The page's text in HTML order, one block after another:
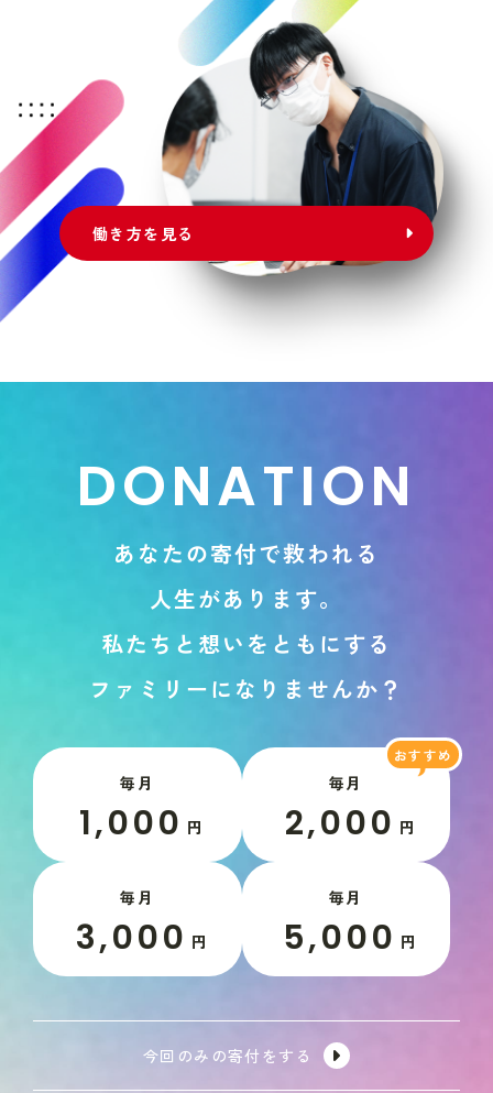
働き方を見る
DONATION
あ な たの寄付で救われ る
人生があ り ま す。
私た ち と 想い を と も にする
フ ァ ミ リ ーに な り ま せんか ？
毎月
1,000 円
毎月
2,000 円
毎月
3,000 円
毎月
5,000 円
今回のみの寄付をする